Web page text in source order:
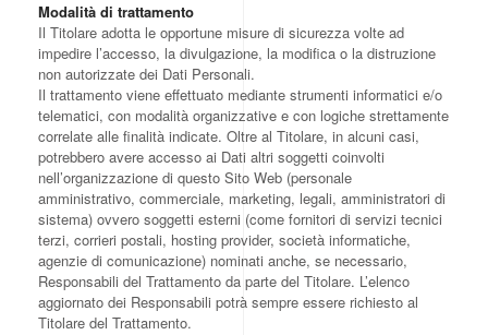
Modalità di trattamento
Il Titolare adotta le opportune misure di sicurezza volte ad
impedire l’accesso, la divulgazione, la modifica o la distruzione
non autorizzate dei Dati Personali.
Il trattamento viene effettuato mediante strumenti informatici e/o
telematici, con modalità organizzative e con logiche strettamente
correlate alle finalità indicate. Oltre al Titolare, in alcuni casi,
potrebbero avere accesso ai Dati altri soggetti coinvolti
nell’organizzazione di questo Sito Web (personale
amministrativo, commerciale, marketing, legali, amministratori di
sistema) ovvero soggetti esterni (come fornitori di servizi tecnici
terzi, corrieri postali, hosting provider, società informatiche,
agenzie di comunicazione) nominati anche, se necessario,
Responsabili del Trattamento da parte del Titolare. L’elenco
aggiornato dei Responsabili potrà sempre essere richiesto al
Titolare del Trattamento.